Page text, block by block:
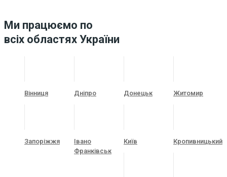
Ми працюємо по
всіх областях України
Вінниця Дніпро Донецьк Житомир
Запоріжжя
Івано
Франківськ
Київ Кропивницький